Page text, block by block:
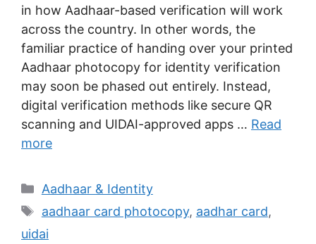
in how Aadhaar-based verification will work
across the country. In other words, the
familiar practice of handing over your printed
Aadhaar photocopy for identity verification
may soon be phased out entirely. Instead,
digital verification methods like secure QR
scanning and UIDAI-approved apps … Read
more
Categories
Aadhaar & Identity
Tags
aadhaar card photocopy, aadhar card,
uidai